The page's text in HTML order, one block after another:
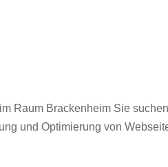
Raum Brackenheim Sie suchen
und Optimierung von